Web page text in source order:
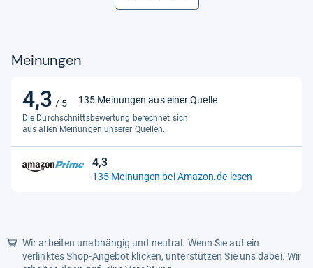
Meinungen
4,3 / 5
4,3
von
5
Sternen
135 Meinungen aus einer Quelle
Die Durchschnittsbewertung berechnet sich
aus allen Meinungen unserer Quellen.
4,3
4,3
von
135 Meinungen bei Amazon.de lesen
Wir arbeiten unabhängig und neutral. Wenn Sie auf ein
verlinktes Shop-Angebot klicken, unterstützen Sie uns dabei. Wir